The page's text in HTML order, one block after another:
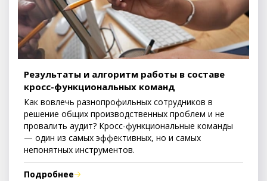
Результаты и алгоритм работы в составе
кросс-функциональных команд
Как вовлечь разнопрофильных сотрудников в
решение общих производственных проблем и не
провалить аудит? Кросс-функциональные команды
— один из самых эффективных, но и самых
непонятных инструментов.
Подробнее